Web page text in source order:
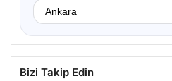
Bizi Takip Edin